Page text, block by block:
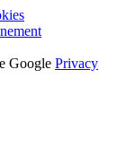
Google Privacy